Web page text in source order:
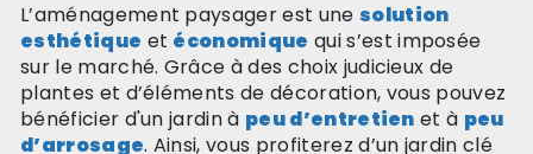
L’aménagement paysager est une solution
esthétique et économique qui s’est imposée
sur le marché. Grâce à des choix judicieux de
plantes et d’éléments de décoration, vous pouvez
bénéficier d'un jardin à peu d’entretien et à peu
d’arrosage. Ainsi, vous profiterez d’un jardin clé